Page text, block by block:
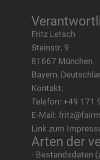
Fritz Letsch
Steinstr. 9
81667 München
Bayern,
Kontakt:
Telefon: +49 171
E-Mail:
Link zum
Arten der
- Bestandsdaten